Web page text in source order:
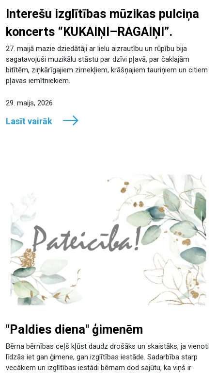
Interešu izglītības mūzikas pulciņa
koncerts “KUKAIŅI–RAGAIŅI”.
27. maijā mazie dziedātāji ar lielu aizrautību un rūpību bija
sagatavojuši muzikālu stāstu par dzīvi pļavā, par čaklajām
bitītēm, ziņkārīgajiem zirnekļiem, krāšņajiem tauriņiem un citiem
pļavas iemītniekiem.
29. maijs, 2026
Lasīt vairāk
"Paldies diena" ģimenēm
Bērna bērnības ceļš kļūst daudz drošāks un skaistāks, ja vienoti
līdzās iet gan ģimene, gan izglītības iestāde. Sadarbība starp
vecākiem un izglītības iestādi bērnam dod sajūtu, ka viņš ir